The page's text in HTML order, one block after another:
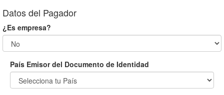
Datos del Pagador
¿Es empresa?
País Emisor del Documento de Identidad